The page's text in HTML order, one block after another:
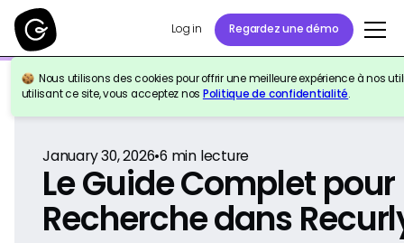
Log in Regardez une démo
Nous utilisons des cookies pour offrir une meilleure expérience à nos
utilisant ce site, vous acceptez nos Politique de confidentialité.
Retour à la référence
January 30, 2026•6 min lecture
Le Guide Complet
Recherche dans